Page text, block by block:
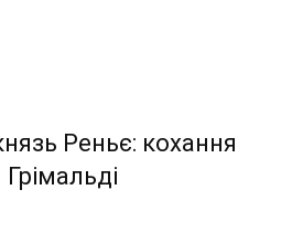
Реньє: кохання